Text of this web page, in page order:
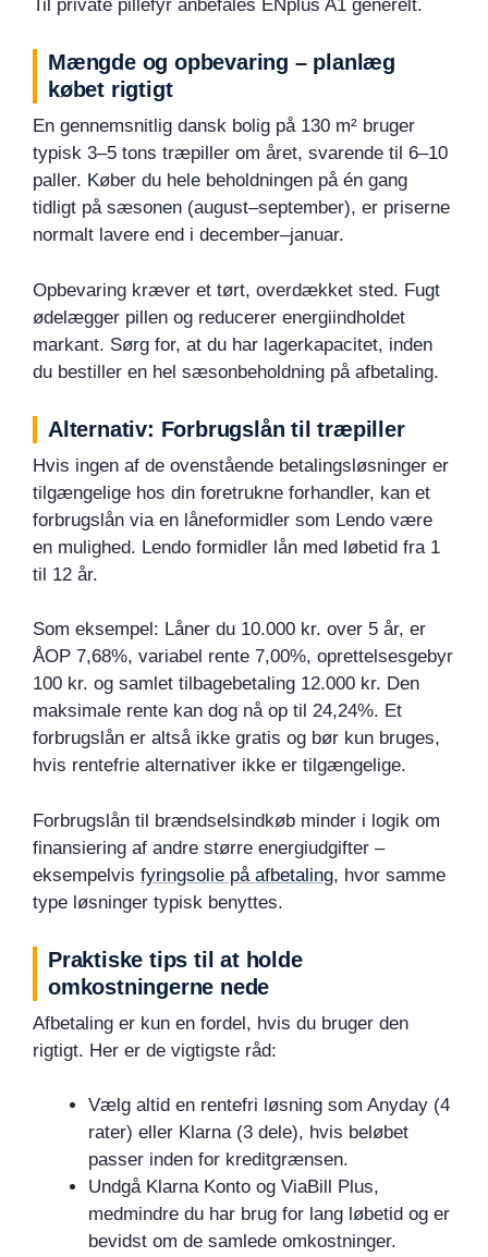
Til private pillefyr anbefales ENplus A1 generelt.
Mængde og opbevaring – planlæg
købet rigtigt
En gennemsnitlig dansk bolig på 130 m² bruger
typisk 3–5 tons træpiller om året, svarende til 6–10
paller. Køber du hele beholdningen på én gang
tidligt på sæsonen (august–september), er priserne
normalt lavere end i december–januar.
Opbevaring kræver et tørt, overdækket sted. Fugt
ødelægger pillen og reducerer energiindholdet
markant. Sørg for, at du har lagerkapacitet, inden
du bestiller en hel sæsonbeholdning på afbetaling.
Alternativ: Forbrugslån til træpiller
Hvis ingen af de ovenstående betalingsløsninger er
tilgængelige hos din foretrukne forhandler, kan et
forbrugslån via en låneformidler som Lendo være
en mulighed. Lendo formidler lån med løbetid fra 1
til 12 år.
Som eksempel: Låner du 10.000 kr. over 5 år, er
ÅOP 7,68%, variabel rente 7,00%, oprettelsesgebyr
100 kr. og samlet tilbagebetaling 12.000 kr. Den
maksimale rente kan dog nå op til 24,24%. Et
forbrugslån er altså ikke gratis og bør kun bruges,
hvis rentefrie alternativer ikke er tilgængelige.
Forbrugslån til brændselsindkøb minder i logik om
finansiering af andre større energiudgifter –
eksempelvis fyringsolie på afbetaling, hvor samme
type løsninger typisk benyttes.
Praktiske tips til at holde
omkostningerne nede
Afbetaling er kun en fordel, hvis du bruger den
rigtigt. Her er de vigtigste råd:
Vælg altid en rentefri løsning som Anyday (4
rater) eller Klarna (3 dele), hvis beløbet
passer inden for kreditgrænsen.
Undgå Klarna Konto og ViaBill Plus,
medmindre du har brug for lang løbetid og er
bevidst om de samlede omkostninger.